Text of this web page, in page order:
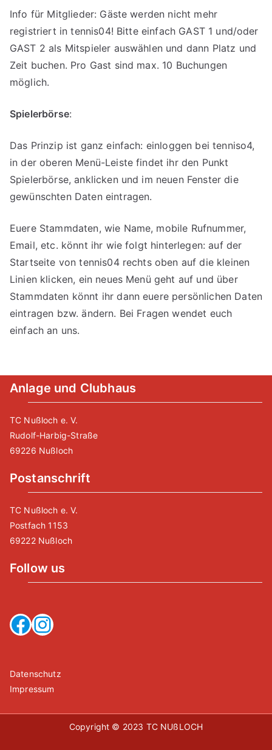
Info für Mitglieder: Gäste werden nicht mehr
registriert in tennis04! Bitte einfach GAST 1 und/oder
GAST 2 als Mitspieler auswählen und dann Platz und
Zeit buchen. Pro Gast sind max. 10 Buchungen
möglich.
Spielerbörse:
Das Prinzip ist ganz einfach: einloggen bei tenniso4,
in der oberen Menü-Leiste findet ihr den Punkt
Spielerbörse, anklicken und im neuen Fenster die
gewünschten Daten eintragen.
Euere Stammdaten, wie Name, mobile Rufnummer,
Email, etc. könnt ihr wie folgt hinterlegen: auf der
Startseite von tennis04 rechts oben auf die kleinen
Linien klicken, ein neues Menü geht auf und über
Stammdaten könnt ihr dann euere persönlichen Daten
eintragen bzw. ändern. Bei Fragen wendet euch
einfach an uns.
Anlage und Clubhaus
TC Nußloch e. V.
Rudolf-Harbig-Straße
69226 Nußloch
Postanschrift
TC Nußloch e. V.
Postfach 1153
69222 Nußloch
Follow us
Facebook
Instagram
Datenschutz
Impressum
Copyright © 2023 TC NUßLOCH